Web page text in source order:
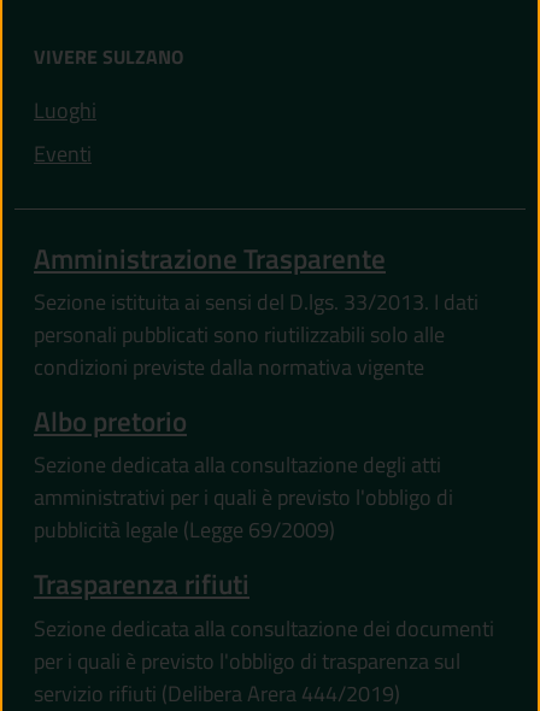
VIVERE SULZANO
Luoghi
Eventi
Amministrazione Trasparente
Sezione istituita ai sensi del D.lgs. 33/2013. I dati
personali pubblicati sono riutilizzabili solo alle
condizioni previste dalla normativa vigente
Albo pretorio
Sezione dedicata alla consultazione degli atti
amministrativi per i quali è previsto l'obbligo di
pubblicità legale (Legge 69/2009)
Trasparenza rifiuti
Sezione dedicata alla consultazione dei documenti
per i quali è previsto l'obbligo di trasparenza sul
servizio rifiuti (Delibera Arera 444/2019)